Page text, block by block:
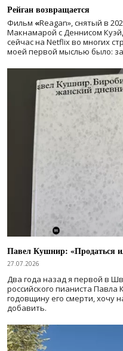
Рейган возвращается
Фильм «Reagan», снятый в
Макнамарой с Деннисом
сейчас на Netflix во многих
моей первой мыслью было:
Павел Кушнир: «Продаться
27.07.2026
Два года назад я первой в
российского пианиста
годовщину его смерти, хочу
добавить.